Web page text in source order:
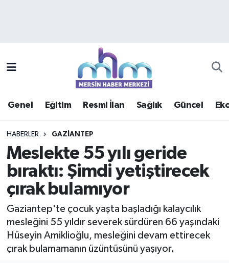
Genel Eğitim Resmi İlan Sağlık Güncel
HABERLER GAZIANTEP
Meslekte 55 yılı geride
bıraktı: Şimdi yetiştirecek
çırak bulamıyor
Gaziantep'te çocuk yaşta başladığı kalaycılık
mesleğini 55 yıldır severek sürdüren 66 yaşındaki
Hüseyin Amiklioğlu, mesleğini devam ettirecek
çırak bulamamanın üzüntüsünü yaşıyor.
Güncel
Haberde insan
Kültür - Sanat
Magazin
Mersin Trafik Yoğunluk Haritası
Süper Lig Puan Durumu ve Fikstür
Haber Arşivi